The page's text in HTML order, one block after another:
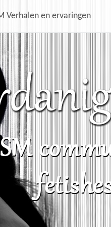
Verhalen en ervaringen